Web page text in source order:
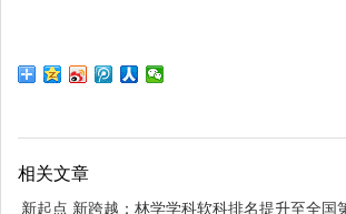
相关文章
新起点 新跨越：林学学科软科排名提升至全国